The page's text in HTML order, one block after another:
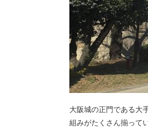
大阪城の正門である大
組みがたくさん揃って